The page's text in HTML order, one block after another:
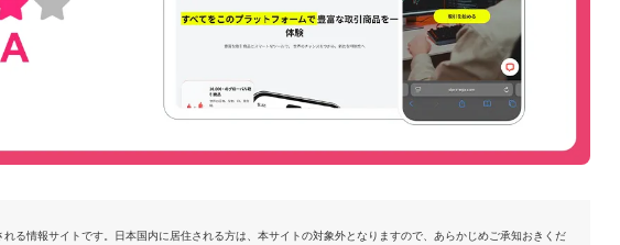
る情報サイトです。日本国内に居住される方は、本サイトの対象外となりますので、あらかじめご承知おきくだ